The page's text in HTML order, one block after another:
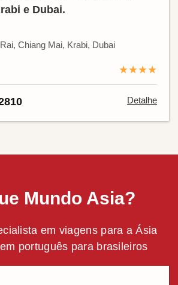
e Dubai.
Chiang Mai, Krabi, Dubai
★★★★
Detalhe
Mundo Asia?
em viagens para a Ásia
português para brasileiros